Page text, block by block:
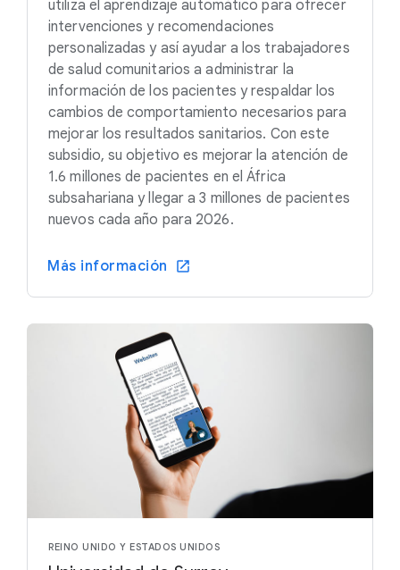
utiliza el aprendizaje automático para ofrecer
intervenciones y recomendaciones
personalizadas y así ayudar a los trabajadores
de salud comunitarios a administrar la
información de los pacientes y respaldar los
cambios de comportamiento necesarios para
mejorar los resultados sanitarios. Con este
subsidio, su objetivo es mejorar la atención de
1.6 millones de pacientes en el África
subsahariana y llegar a 3 millones de pacientes
nuevos cada año para 2026.
Más información
REINO UNIDO Y ESTADOS UNIDOS